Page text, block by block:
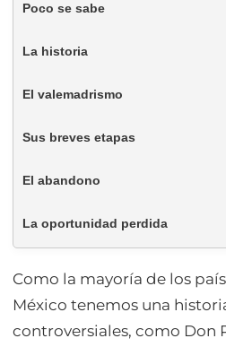
Poco se sabe
La historia
El valemadrismo
Sus breves etapas
El abandono
La oportunidad perdida
Como la mayoría de los
México tenemos una
controversiales, como Don